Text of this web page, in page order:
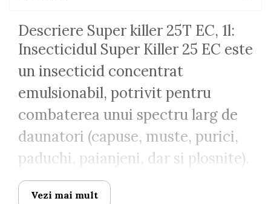
Descriere Super killer 25T EC, 1l:
Insecticidul Super Killer 25 EC este
un insecticid concentrat
emulsionabil, potrivit pentru
combaterea unui spectru larg de
daunatori (capuse, muste, purici,
paduchi, paianjeni, dar si plosnite).
Formula sa speciala ucide atat
Vezi mai mult